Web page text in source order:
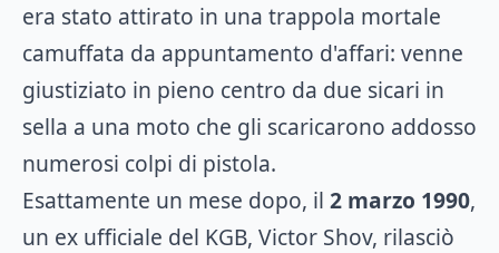
era stato attirato in una trappola mortale
camuffata da appuntamento d'affari: venne
giustiziato in pieno centro da due sicari in
sella a una moto che gli scaricarono addosso
numerosi colpi di pistola.
Esattamente un mese dopo, il 2 marzo 1990,
un ex ufficiale del KGB, Victor Shov, rilasciò